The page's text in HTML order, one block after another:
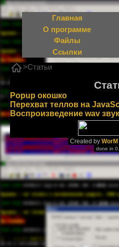
Главная
О программе
Файлы
Ссылки
Статьи
Popup окошко
Перехват теллов на
Воспроизведение wav
Created by WorM
done in